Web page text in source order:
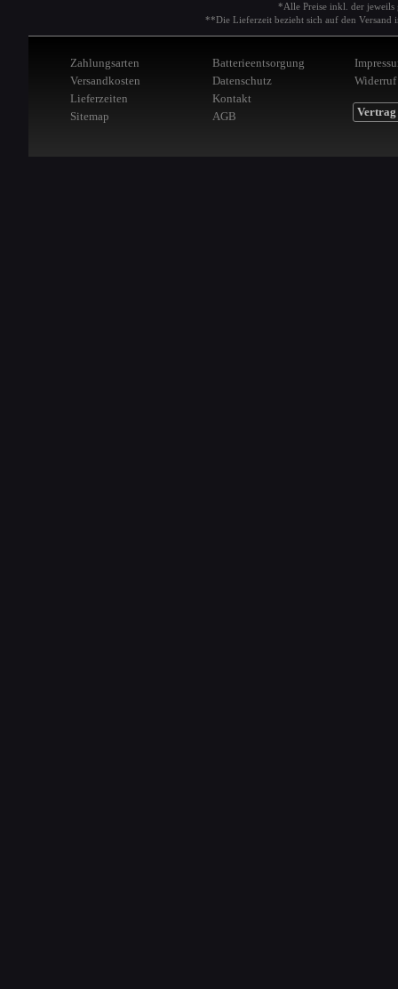
*Alle Preise inkl. der jeweils
**Die Lieferzeit bezieht sich auf den Versand
Zahlungsarten
Versandkosten
Lieferzeiten
Sitemap
Batterieentsorgung
Datenschutz
Kontakt
AGB
Widerruf